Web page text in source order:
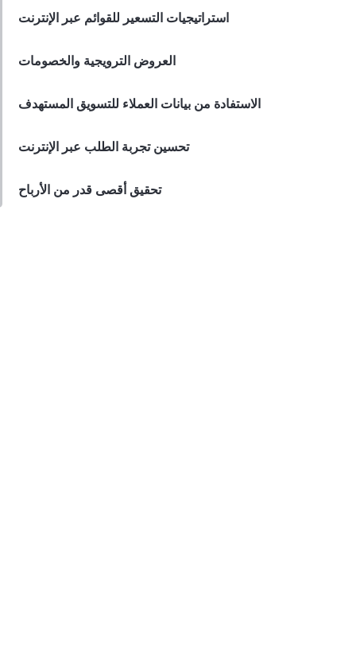
استراتيجيات التسعير للقوائم عبر الإنترنت
العروض الترويجية والخصومات
الاستفادة من بيانات العملاء للتسويق المستهدف
تحسين تجربة الطلب عبر الإنترنت
تحقيق أقصى قدر من الأرباح